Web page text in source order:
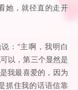
她，就径直的走开
：“主啊，我明白
以，第三个显然是
我最喜爱的，因为
抓住我的话语信靠